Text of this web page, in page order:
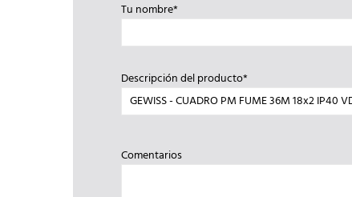
Tu nombre*
Descripción del producto*
Comentarios